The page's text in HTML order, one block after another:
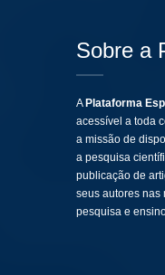
Sobre a
A Plataforma
acessível a toda
a missão de
a pesquisa
publicação de
seus autores nas
pesquisa e